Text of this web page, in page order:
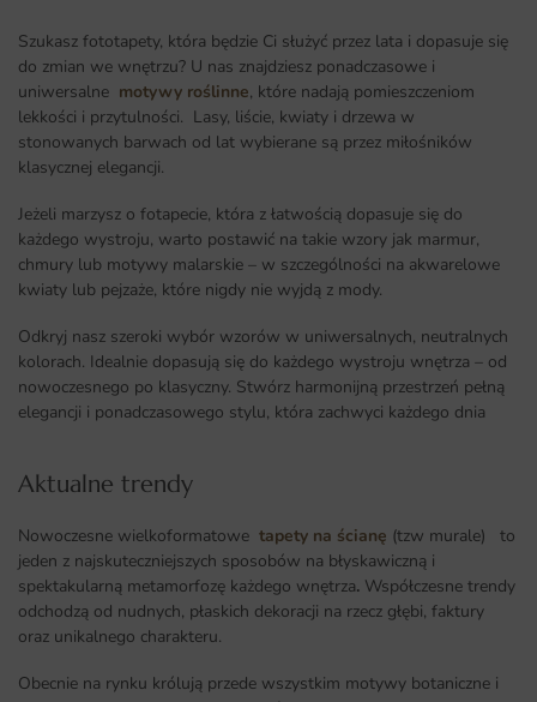
Szukasz fototapety, która będzie Ci służyć przez lata i dopasuje się
do zmian we wnętrzu? U nas znajdziesz ponadczasowe i
uniwersalne motywy roślinne, które nadają pomieszczeniom
lekkości i przytulności. Lasy, liście, kwiaty i drzewa w
stonowanych barwach od lat wybierane są przez miłośników
klasycznej elegancji.
Jeżeli marzysz o fotapecie, która z łatwością dopasuje się do
każdego wystroju, warto postawić na takie wzory jak marmur,
chmury lub motywy malarskie – w szczególności na akwarelowe
kwiaty lub pejzaże, które nigdy nie wyjdą z mody.
Odkryj nasz szeroki wybór wzorów w uniwersalnych, neutralnych
kolorach. Idealnie dopasują się do każdego wystroju wnętrza – od
nowoczesnego po klasyczny. Stwórz harmonijną przestrzeń pełną
elegancji i ponadczasowego stylu, która zachwyci każdego dnia
Aktualne trendy​
Nowoczesne wielkoformatowe tapety na ścianę (tzw murale) to
jeden z najskuteczniejszych sposobów na błyskawiczną i
spektakularną metamorfozę każdego wnętrza. Współczesne trendy
odchodzą od nudnych, płaskich dekoracji na rzecz głębi, faktury
oraz unikalnego charakteru.
Obecnie na rynku królują przede wszystkim motywy botaniczne i